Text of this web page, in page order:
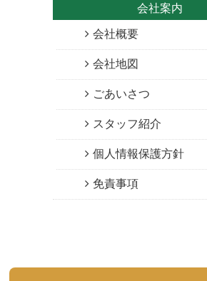
会社案内
会社概要
会社地図
ごあいさつ
スタッフ紹介
個人情報保護方針
免責事項